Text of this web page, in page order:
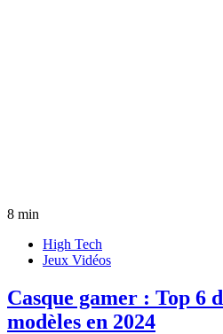
8 min
High Tech
Jeux Vidéos
Casque gamer : Top 6
modèles en 2024